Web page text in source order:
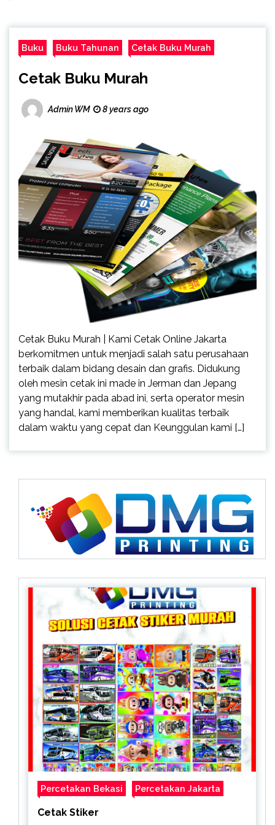
Buku Buku Tahunan Cetak Buku Murah
Cetak Buku Murah
Admin WM 8 years ago
Cetak Buku Murah | Kami Cetak Online Jakarta
berkomitmen untuk menjadi salah satu perusahaan
terbaik dalam bidang desain dan grafis. Didukung
oleh mesin cetak ini made in Jerman dan Jepang
yang mutakhir pada abad ini, serta operator mesin
yang handal, kami memberikan kualitas terbaik
dalam waktu yang cepat dan Keunggulan kami […]
Percetakan Bekasi Percetakan Jakarta
Cetak Stiker